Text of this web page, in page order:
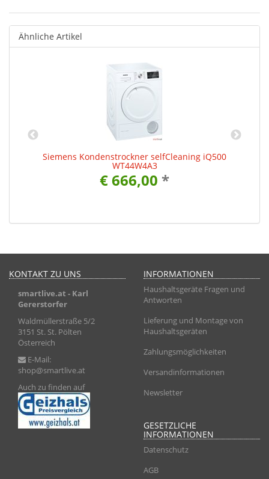
Ähnliche Artikel
Siemens Kondenstrockner selfCleaning iQ500
WT44W4A3
€ 666,00 *
KONTAKT ZU UNS
smartlive.at - Karl
Gererstorfer
Waldmüllerstraße 5/2
3151 St. St. Pölten
Österreich
E-Mail:
shop@smartlive.at
Auch zu finden auf
INFORMATIONEN
Haushaltsgeräte Fragen und
Antworten
Lieferung und Montage von
Haushaltsgeräten
Zahlungsmöglichkeiten
Versandinformationen
Newsletter
GESETZLICHE
INFORMATIONEN
Datenschutz
AGB